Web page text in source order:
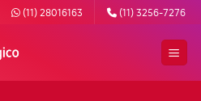
(11) 28016163 (11) 3256-7276